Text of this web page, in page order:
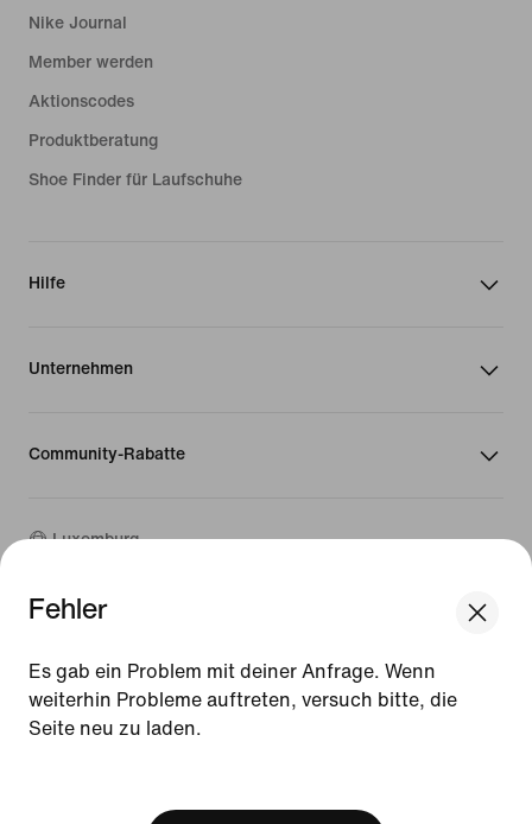
Update your location?
Luxemburg
Fehler
Es gab ein Problem mit deiner Anfrage. Wenn
weiterhin Probleme auftreten, versuch bitte, die
Seite neu zu laden.
Nike Journal
Member werden
Aktionscodes
Produktberatung
Shoe Finder für Laufschuhe
Hilfe
Unternehmen
Community-Rabatte
Luxemburg
© 2026Nike, Inc. Alle Rechte vorbehalten
Nutzungsbedingungen
Verkaufsbedingungen
Impressum